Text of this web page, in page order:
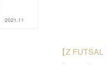
2021 .11
【Z